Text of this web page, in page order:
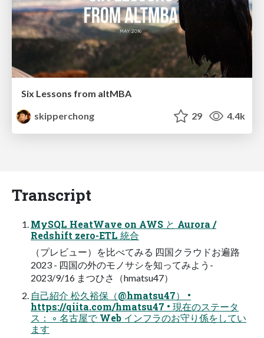
Six Lessons from altMBA
skipperchong
29 4.4k
Transcript
MySQL HeatWave on AWS と Aurora /
Redshift zero-ETL 統合
（プレビュー）を比べてみる 四国クラウドお遍路
2023 - 四国の外のモノサシを知ってみよう-
2023/9/16 まつひさ（hmatsu47）
自己紹介 松久裕保（@hmatsu47） •
https://qiita.com/hmatsu47 • 現在のステータ
ス： ◦ 名古屋で Web インフラのお守り係をしてい
ます